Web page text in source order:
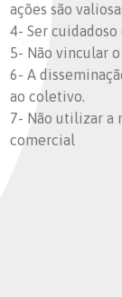
ações são
4- Ser cuidadoso
5- Não vincular
6- A
ao coletivo.
7- Não utilizar a
comercial